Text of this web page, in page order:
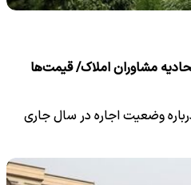
مشاوران املاک/ قیمت‌ها
وضعیت اجاره در سال جاری